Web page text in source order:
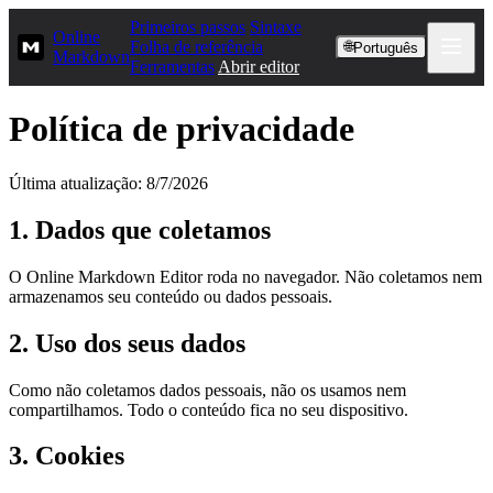
Online
Markdown
Primeiros passos Sintaxe
Folha de referência
Ferramentas Abrir editor
🌐Português
Política de privacidade
Última atualização: 8/7/2026
1. Dados que coletamos
O Online Markdown Editor roda no navegador. Não coletamos nem
armazenamos seu conteúdo ou dados pessoais.
2. Uso dos seus dados
Como não coletamos dados pessoais, não os usamos nem
compartilhamos. Todo o conteúdo fica no seu dispositivo.
3. Cookies